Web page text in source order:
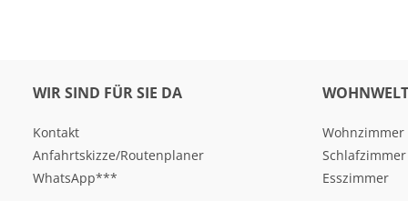
WIR SIND FÜR SIE DA
Kontakt
Anfahrtskizze/Routenplaner
WhatsApp***
Wohnzimmer
Schlafzimmer
Esszimmer